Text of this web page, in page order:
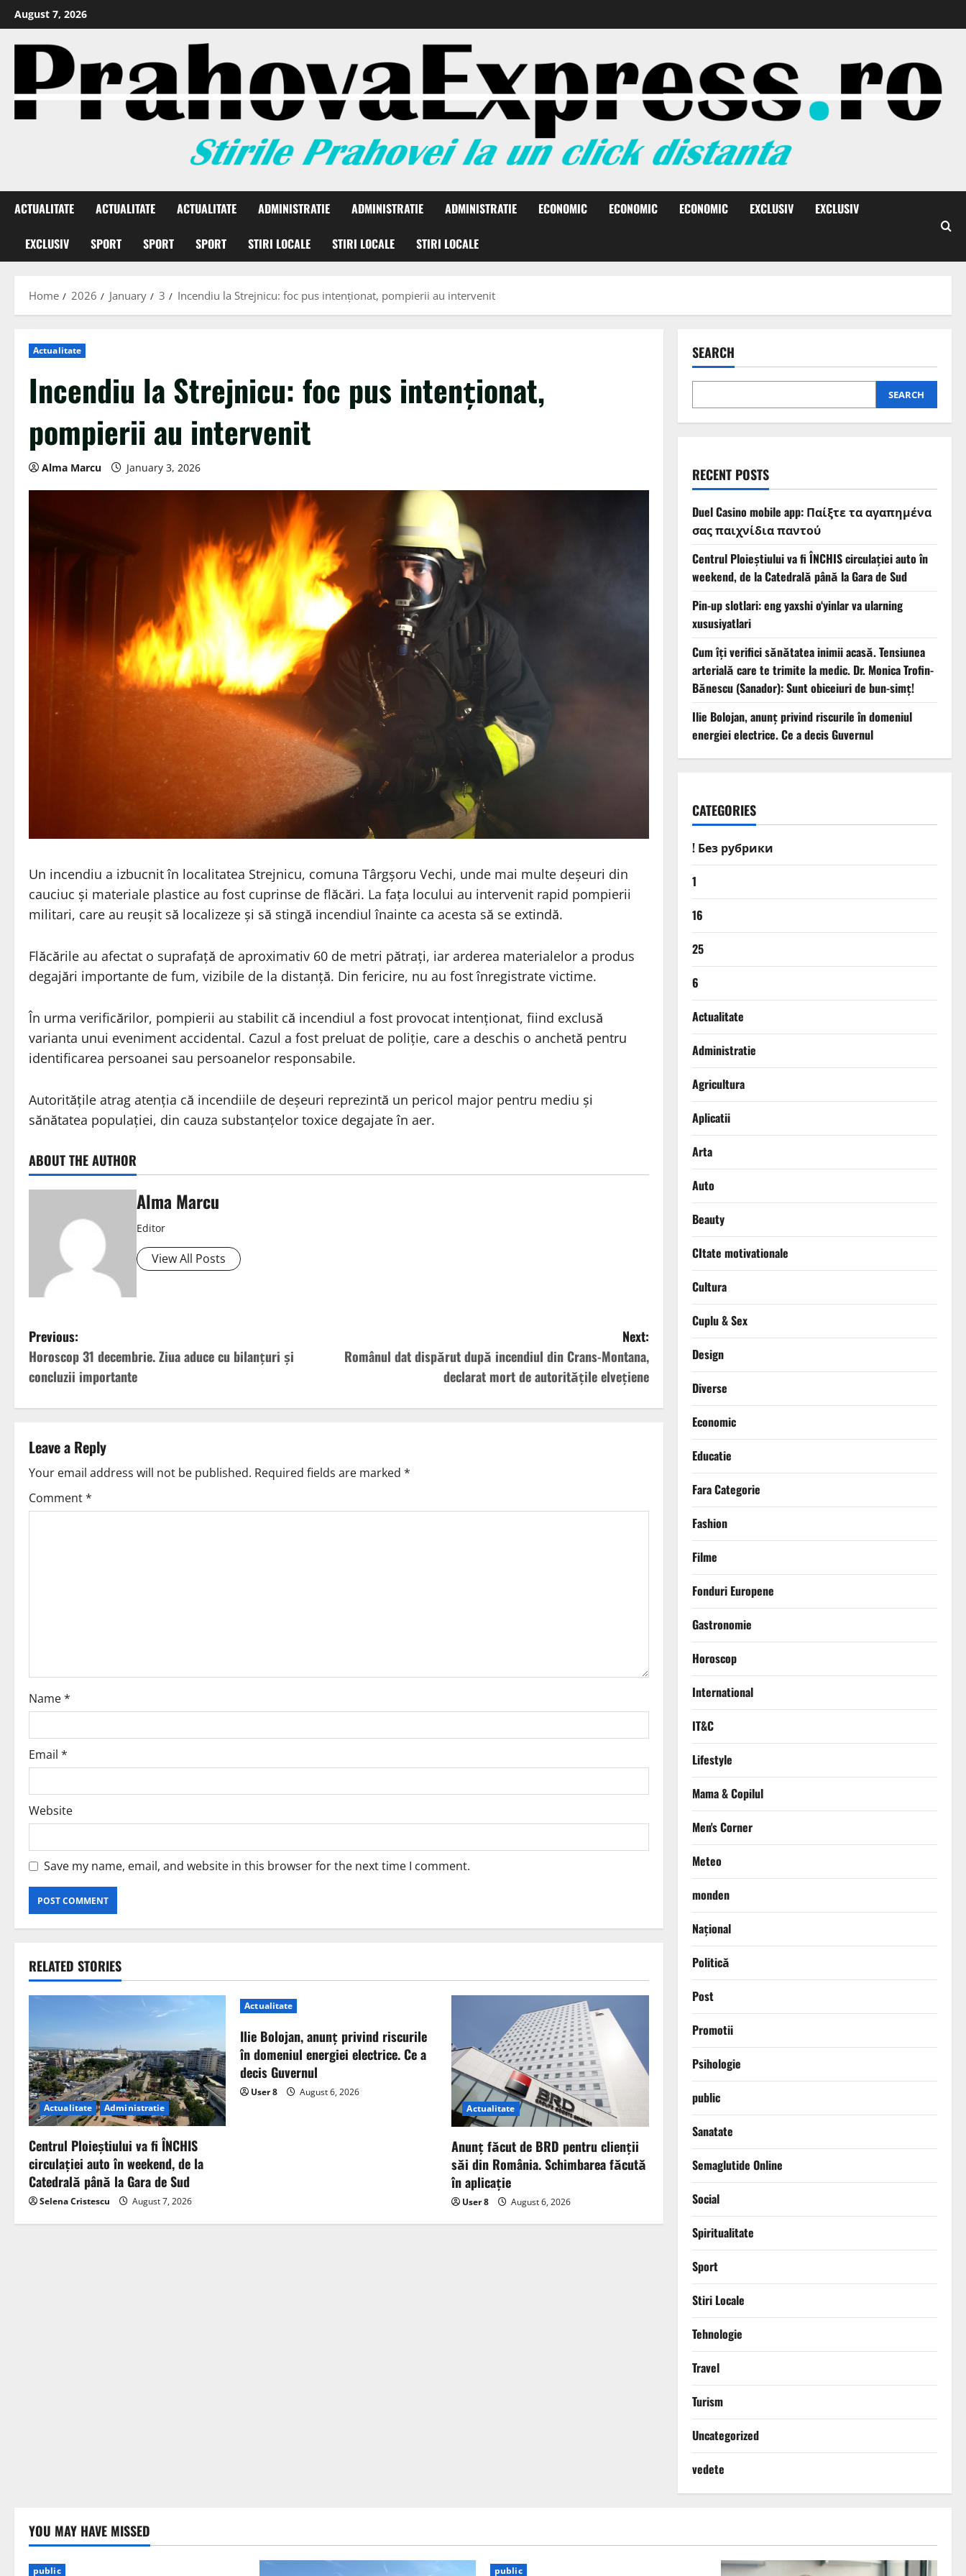
August 7, 2026
ACTUALITATE ACTUALITATE ACTUALITATE ADMINISTRATIE ADMINISTRATIE ADMINISTRATIE ECONOMIC ECONOMIC ECONOMIC EXCLUSIV EXCLUSIV
EXCLUSIV SPORT SPORT SPORT STIRI LOCALE STIRI LOCALE STIRI LOCALE
Home 2026 January 3 Incendiu la Strejnicu: foc pus intenționat, pompierii au intervenit
Actualitate
Incendiu la Strejnicu: foc pus intenționat,
pompierii au intervenit
Alma Marcu January 3, 2026
Un incendiu a izbucnit în localitatea Strejnicu, comuna Târgșoru Vechi, unde mai multe deșeuri din
cauciuc și materiale plastice au fost cuprinse de flăcări. La fața locului au intervenit rapid pompierii
militari, care au reușit să localizeze și să stingă incendiul înainte ca acesta să se extindă.
Flăcările au afectat o suprafață de aproximativ 60 de metri pătrați, iar arderea materialelor a produs
degajări importante de fum, vizibile de la distanță. Din fericire, nu au fost înregistrate victime.
În urma verificărilor, pompierii au stabilit că incendiul a fost provocat intenționat, fiind exclusă
varianta unui eveniment accidental. Cazul a fost preluat de poliție, care a deschis o anchetă pentru
identificarea persoanei sau persoanelor responsabile.
Autoritățile atrag atenția că incendiile de deșeuri reprezintă un pericol major pentru mediu și
sănătatea populației, din cauza substanțelor toxice degajate în aer.
ABOUT THE AUTHOR
Alma Marcu
Editor
View All Posts
Previous:
Horoscop 31 decembrie. Ziua aduce cu bilanțuri și
concluzii importante
Next:
Românul dat dispărut după incendiul din Crans-Montana,
declarat mort de autoritățile elvețiene
Leave a Reply
Your email address will not be published. Required fields are marked *
Comment*
Name*
Email *
Website
Save my name, email, and website in this browser for the next time I comment.
RELATED STORIES
Actualitate Administratie
Centrul Ploieștiului va fi ÎNCHIS
circulației auto în weekend, de la
Catedrală până la Gara de Sud
Selena Cristescu August 7, 2026
Actualitate
Ilie Bolojan, anunț privind riscurile
în domeniul energiei electrice. Ce a
decis Guvernul
User 8
August 6, 2026
Actualitate
Anunț făcut de BRD pentru clienții
săi din România. Schimbarea făcută
în aplicație
User 8 August 6, 2026
SEARCH
SEARCH
RECENT POSTS
Duel Casino mobile app: Παίξτε τα αγαπημένα
σας παιχνίδια παντού
Centrul Ploieștiului va fi ÎNCHIS circulației auto în
weekend, de la Catedrală până la Gara de Sud
Pin-up slotlari: eng yaxshi o‘yinlar va ularning
xususiyatlari
Cum îți verifici sănătatea inimii acasă. Tensiunea
arterială care te trimite la medic. Dr. Monica Trofin-
Bănescu (Sanador): Sunt obiceiuri de bun-simț!
Ilie Bolojan, anunț privind riscurile în domeniul
energiei electrice. Ce a decis Guvernul
CATEGORIES
! Без рубрики
1
16
25
6
Actualitate
Administratie
Agricultura
Aplicatii
Arta
Auto
Beauty
CItate motivationale
Cultura
Cuplu & Sex
Design
Diverse
Economic
Educatie
Fara Categorie
Fashion
Filme
Fonduri Europene
Gastronomie
Horoscop
International
IT&C
Lifestyle
Mama & Copilul
Men's Corner
Meteo
monden
Național
Politică
Post
Promotii
Psihologie
public
Sanatate
Semaglutide Online
Social
Spiritualitate
Sport
Stiri Locale
Tehnologie
Travel
Turism
Uncategorized
vedete
YOU MAY HAVE MISSED
public public